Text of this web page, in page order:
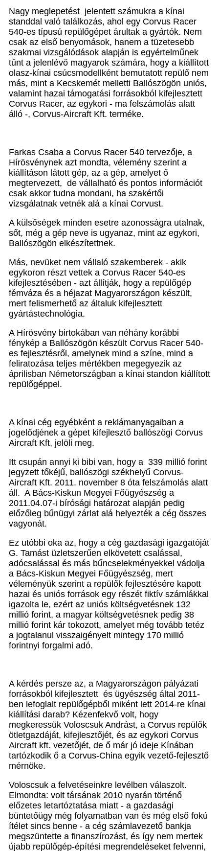
Nagy meglepetést jelentett számukra a kínai
standdal való találkozás, ahol egy Corvus Racer
540-es típusú repülőgépet árultak a gyártók. Nem
csak az első benyomások, hanem a tüzetesebb
szakmai vizsgálódások alapján is egyértelműnek
tűnt a jelenlévő magyarok számára, hogy a kiállított
olasz-kínai csúcsmodellként bemutatott repülő nem
más, mint a Kecskemét melletti Ballószögön uniós,
valamint hazai támogatási forrásokból kifejlesztett
Corvus Racer, az egykori - ma felszámolás alatt
álló -, Corvus-Aircraft Kft. terméke.
Farkas Csaba a Corvus Racer 540 tervezője, a
Hírösvénynek azt mondta, vélemény szerint a
kiállításon látott gép, az a gép, amelyet ő
megtervezett, de vállalható és pontos információt
csak akkor tudna mondani, ha szakértői
vizsgálatnak vetnék alá a kínai Corvust.
A külsőségek minden esetre azonosságra utalnak,
sőt, még a gép neve is ugyanaz, mint az egykori,
Ballószögön elkészítettnek.
Más, nevüket nem vállaló szakemberek - akik
egykoron részt vettek a Corvus Racer 540-es
kifejlesztésében - azt állítják, hogy a repülőgép
fémváza és a héjazat Magyarországon készült,
mert felismerhető az általuk kifejlesztett
gyártástechnológia.
A Hírösvény birtokában van néhány korábbi
fénykép a Ballószögön készült Corvus Racer 540-
es fejlesztésről, amelynek mind a színe, mind a
feliratozása teljes mértékben megegyezik az
áprilisban Németországban a kínai standon kiállított
repülőgéppel.
A kínai cég egyébként a reklámanyagaiban a
jogelődjének a gépet kifejlesztő ballószögi Corvus
Aircraft Kft, jelöli meg.
Itt csupán annyi ki bibi van, hogy a 339 millió forint
jegyzett tőkéjű, ballószögi székhelyű Corvus-
Aircraft Kft. 2011. november 8 óta felszámolás alatt
áll. A Bács-Kiskun Megyei Főügyészség a
2011.04.07-i bírósági határozat alapján pedig
előzőleg bűnügyi zárlat alá helyezték a cég összes
vagyonát.
Ez utóbbi oka az, hogy a cég gazdasági igazgatóját
G. Tamást üzletszerűen elkövetett csalással,
adócsalással és más bűncselekményekkel vádolja
a Bács-Kiskun Megyei Főügyészség, mert
véleményük szerint a repülők fejlesztésére kapott
hazai és uniós források egy részét fiktív számlákkal
igazolta le, ezért az uniós költségvetésnek 132
millió forint, a magyar költségvetésnek pedig 38
millió forint kár tokozott, amelyet még tovább tetéz
a jogtalanul visszaigényelt mintegy 170 millió
forintnyi forgalmi adó.
A kérdés persze az, a Magyarországon pályázati
forrásokból kifejlesztett és ügyészség által 2011-
ben lefoglalt repülőgépből miként lett 2014-re kínai
kiállítási darab? Kézenfekvő volt, hogy
megkeressük Voloscsuk Andrást, a Corvus repülők
ötletgazdáját, kifejlesztőjét, és az egykori Corvus
Aircraft kft. vezetőjét, de ő már jó ideje Kínában
tartózkodik ő a Corvus-China egyik vezető-fejlesztő
mérnöke.
Voloscsuk a felvetéseinkre levélben válaszolt.
Elmondta: volt társának 2010 nyarán történő
előzetes letartóztatása miatt - a gazdasági
büntetőügy még folyamatban van és még első fokú
ítélet sincs benne - a cég számlavezető bankja
megszüntette a finanszírozást, és így nem mertek
újabb repülőgép-építési megrendeléseket felvenni,